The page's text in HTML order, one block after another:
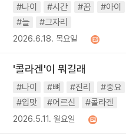
#나이 #시간 #꿈 #아이
#늘
#그자리
2026.6.18. 목요일
'콜라겐'이 뭐길래
#나이 #뼈 #진리 #중요
#입맛
#어르신 #콜라겐
2026.5.11. 월요일